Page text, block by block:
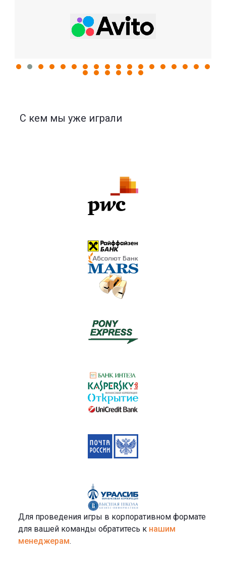
C кем мы уже играли
Для проведения игры в корпоративном формате
для вашей команды обратитесь к нашим
менеджерам.